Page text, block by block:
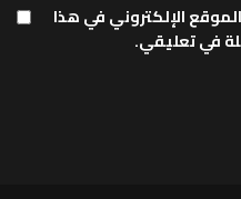
الإلكتروني في هذا
في تعليقي.